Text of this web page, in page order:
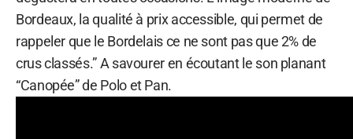
Bordeaux, la qualité à prix accessible, qui permet de
rappeler que le Bordelais ce ne sont pas que 2% de
crus classés.” A savourer en écoutant le son planant
“Canopée” de Polo et Pan.